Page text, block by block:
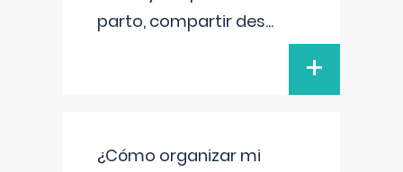
parto, compartir des...
+
¿Cómo organizar mi